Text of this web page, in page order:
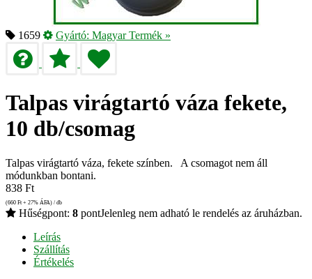
1659 Gyártó: Magyar Termék »
Talpas virágtartó váza fekete,
10 db/csomag
Talpas virágtartó váza, fekete színben. A csomagot nem áll
módunkban bontani.
838 Ft
(660 Ft + 27% ÁFA) / db
Hűségpont: 8 pontJelenleg nem adható le rendelés az áruházban.
Leírás
Szállítás
Értékelés